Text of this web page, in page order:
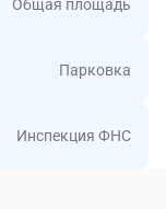
Общая площадь
Парковка
Инспекция ФНС